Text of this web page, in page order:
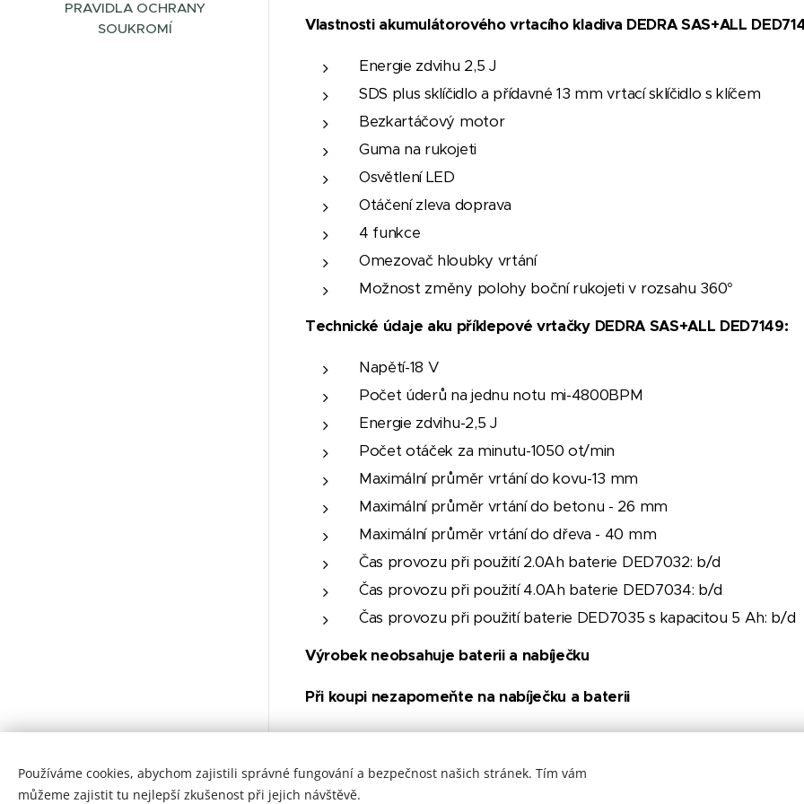
PRAVIDLA OCHRANY
SOUKROMÍ
Vlastnosti akumulátorového vrtacího kladiva DEDRA SAS+ALL
Energie zdvihu 2,5 J
SDS plus sklíčidlo a přídavné 13 mm vrtací sklíčidlo s klíčem
Bezkartáčový motor
Guma na rukojeti
Osvětlení LED
Otáčení zleva doprava
4 funkce
Omezovač hloubky vrtání
Možnost změny polohy boční rukojeti v rozsahu 360°
Technické údaje aku příklepové vrtačky DEDRA SAS+ALL DED7149:
Napětí-18 V
Počet úderů na jednu notu mi-4800BPM
Energie zdvihu-2,5 J
Počet otáček za minutu-1050 ot/min
Maximální průměr vrtání do kovu-13 mm
Maximální průměr vrtání do betonu - 26 mm
Maximální průměr vrtání do dřeva - 40 mm
Čas provozu při použití 2.0Ah baterie DED7032: b/d
Čas provozu při použití 4.0Ah baterie DED7034: b/d
Čas provozu při použití baterie DED7035 s kapacitou 5 Ah: b/d
Výrobek neobsahuje baterii a nabíječku
Při koupi nezapomeňte na nabíječku a baterii
barvylaky.net
Používáme cookies, abychom zajistili správné fungování a bezpečnost našich stránek. Tím vám
můžeme zajistit tu nejlepší zkušenost při jejich návštěvě.